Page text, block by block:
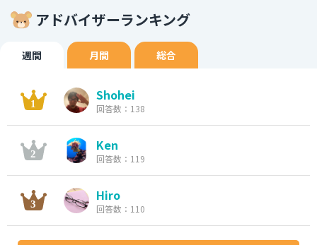
アドバイザーランキング
週間 月間 総合
Shohei
回答数：138
Ken
回答数：119
Hiro
回答数：110